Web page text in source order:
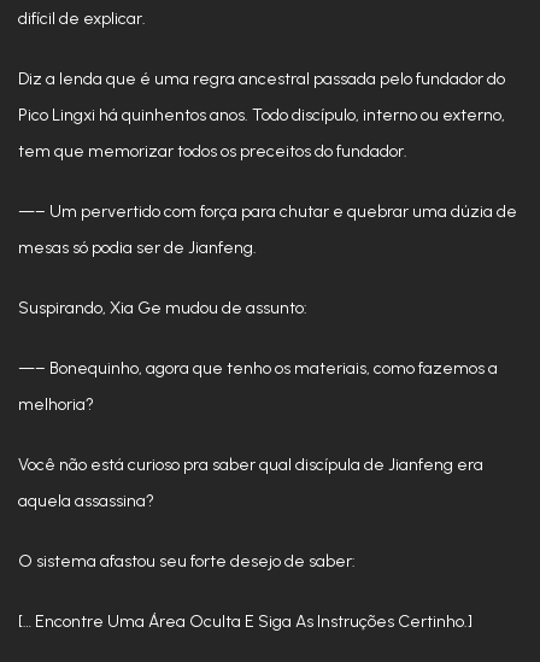
difícil de explicar.
Diz a lenda que é uma regra ancestral passada pelo fundador do
Pico Lingxi há quinhentos anos. Todo discípulo, interno ou externo,
tem que memorizar todos os preceitos do fundador.
—– Um pervertido com força para chutar e quebrar uma dúzia de
mesas só podia ser de Jianfeng.
Suspirando, Xia Ge mudou de assunto:
—– Bonequinho, agora que tenho os materiais, como fazemos a
melhoria?
Você não está curioso pra saber qual discípula de Jianfeng era
aquela assassina?
O sistema afastou seu forte desejo de saber:
[… Encontre Uma Área Oculta E Siga As Instruções Certinho.]